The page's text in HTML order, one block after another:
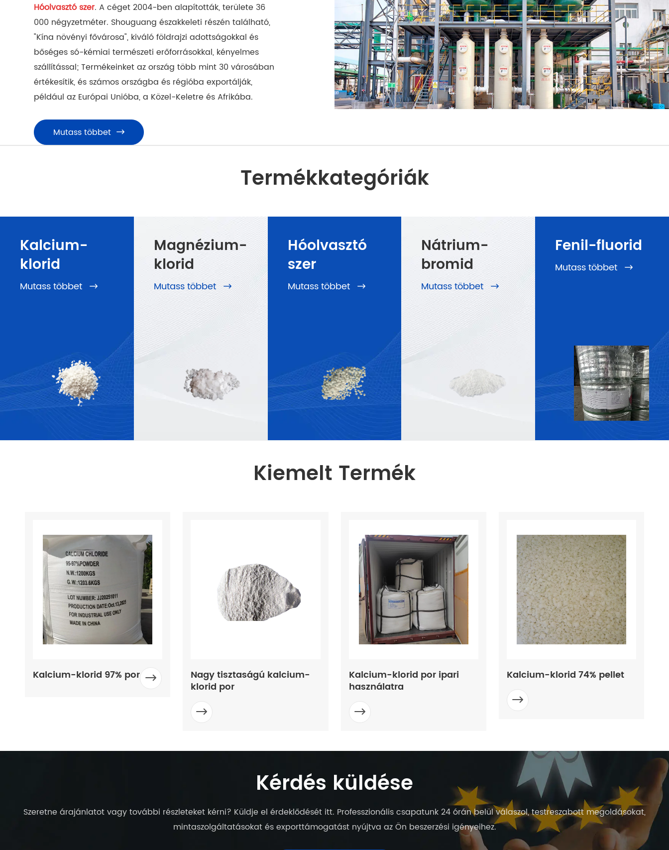
Hóolvasztó szer

Hóolvasztó szer. A céget 2004-ben alapították, területe 36
000 négyzetméter. Shouguang északkeleti részén található,
"Kína növényi fővárosa", kiváló földrajzi adottságokkal és
bőséges só-kémiai természeti erőforrásokkal, kényelmes
szállítással; Termékeinket az ország több mint 30 városában
értékesítik, és számos országba és régióba exportálják,
például az Európai Unióba, a Közel-Keletre és Afrikába.
Mutass többet 
Hóolvasztó szer

Termékkategóriák
Kalcium-
klorid
Mutass többet 
Magnézium-
klorid
Mutass többet 
Hóolvasztó
szer
Mutass többet 
Nátrium-
bromid
Mutass többet 
Fenil-fluorid
Mutass többet 
Kiemelt Termék
Nagy tisztaságú kalcium-
Kalcium-klorid por ipari
használatra

Kalcium-klorid 74% pellet

Kalcium-klorid 77% pellet

Kérdés küldése
Szeretne árajánlatot vagy további részleteket kérni? Küldje el érdeklődését itt. Professzionális csapatunk 24 órán belül válaszol, testreszabott megoldásokat,
mintaszolgáltatásokat és exporttámogatást nyújtva az Ön beszerzési igényeihez.